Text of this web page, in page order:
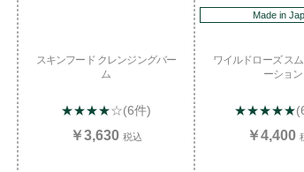
スキンフード クレンジングバー
ム
★★★★☆(6件)
￥3,630 税込
Made in
ワイルドローズ ス
ーション
★★★★★
￥4,400
お買い物を続ける カートへ進む